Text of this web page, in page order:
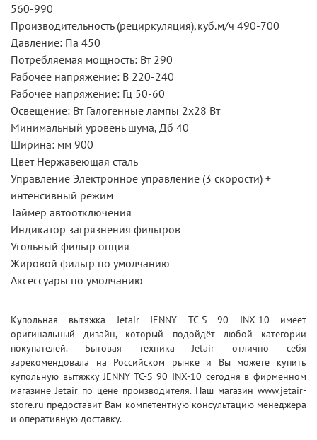
560-990
Производительность (рециркуляция),куб.м/ч 490-700
Давление: Па 450
Потребляемая мощность: Вт 290
Рабочее напряжение: В 220-240
Рабочее напряжение: Гц 50-60
Освещение: Вт Галогенные лампы 2x28 Вт
Минимальный уровень шума, Дб 40
Ширина: мм 900
Цвет Нержавеющая сталь
Управление Электронное управление (3 скорости) +
интенсивный режим
Таймер автоотключения
Индикатор загрязнения фильтров
Угольный фильтр опция
Жировой фильтр по умолчанию
Аксессуары по умолчанию
Купольная вытяжка Jetair JENNY TC-S 90 INX-10 имеет
оригинальный дизайн, который подойдёт любой категории
покупателей. Бытовая техника Jetair отлично себя
зарекомендовала на Российском рынке и Вы можете купить
купольную вытяжку JENNY TC-S 90 INX-10 сегодня в фирменном
магазине Jetair по цене производителя. Наш магазин www.jetair-
store.ru предоставит Вам компетентную консультацию менеджера
и оперативную доставку.